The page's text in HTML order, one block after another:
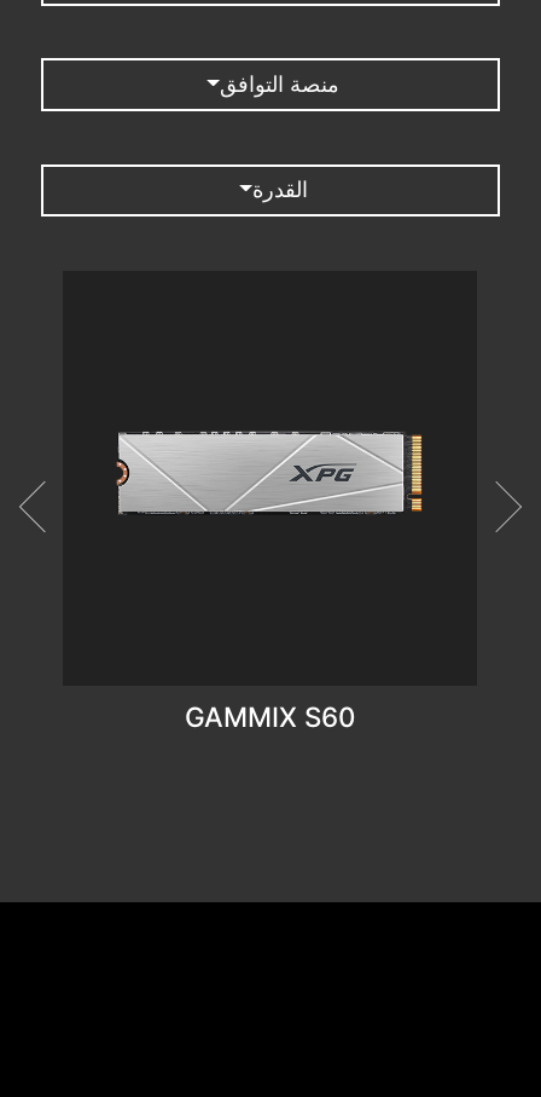
منصة التوافق
القدرة
GAMMIX S60